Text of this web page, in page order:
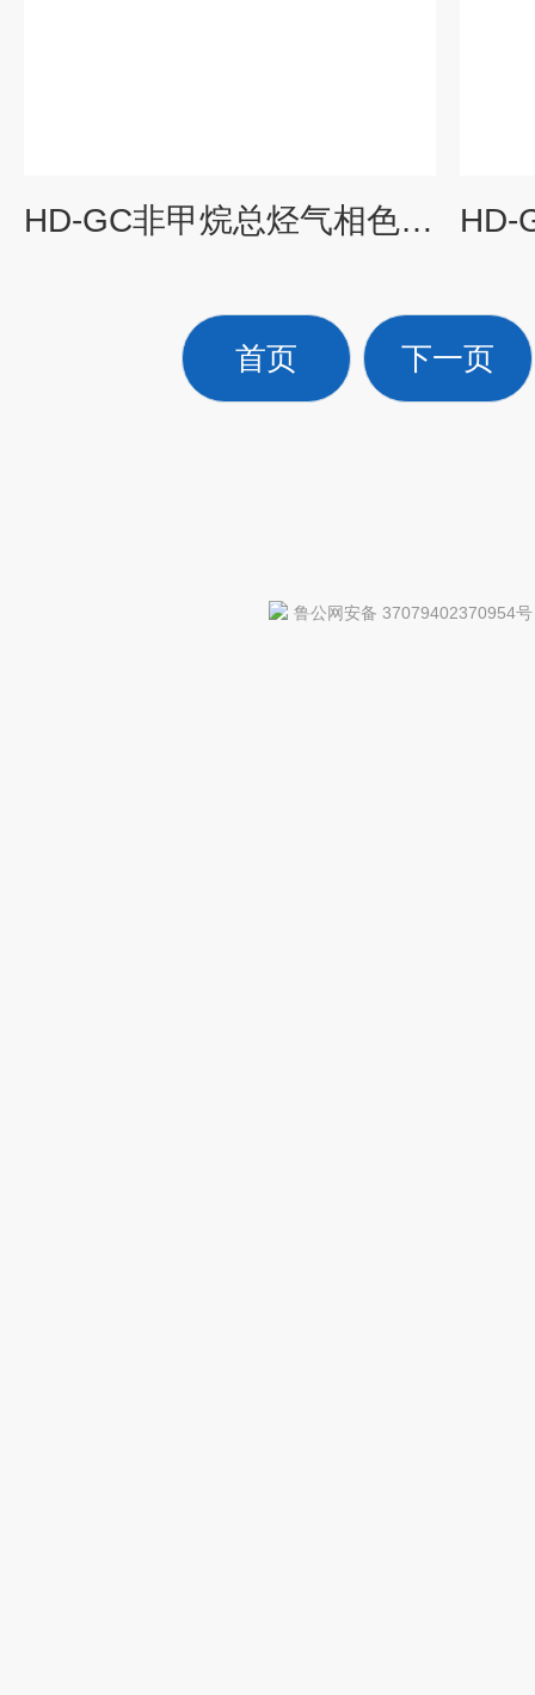
HD-GC非甲烷总烃气相色谱仪
首页 下一页
鲁公网安备 37079402370954号